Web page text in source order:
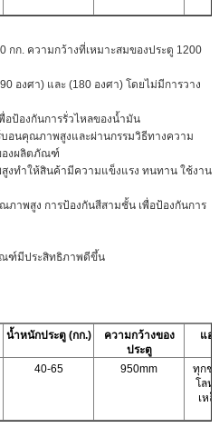
กก. ความกว้างที่เหมาะสมของประตู 1200
องศา) และ (180 องศา) โดยไม่มีการวาง
ป้องกันการรั่วไหลของน้ำมัน
บอนคุณภาพสูงและผ่านกรรมวิธีทางความ
องผลิตภัณฑ์
งทำให้สินค้ามีความแข็งแรง ทนทาน ใช้งาน
ภาพสูง การป้องกันสีสามชั้น เพื่อป้องกันการ
ฑ์มีประสิทธิภาพดีขึ้น
น้ำหนักประตู (กก.)
ความกว้างของ
ประตู
แอ
40-65 950mm
ทุกช
โลห
เห